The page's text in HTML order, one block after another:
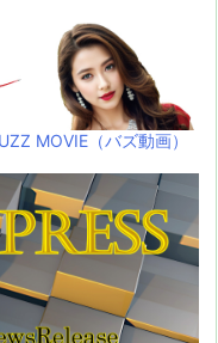
MOVIE（バズ動画）